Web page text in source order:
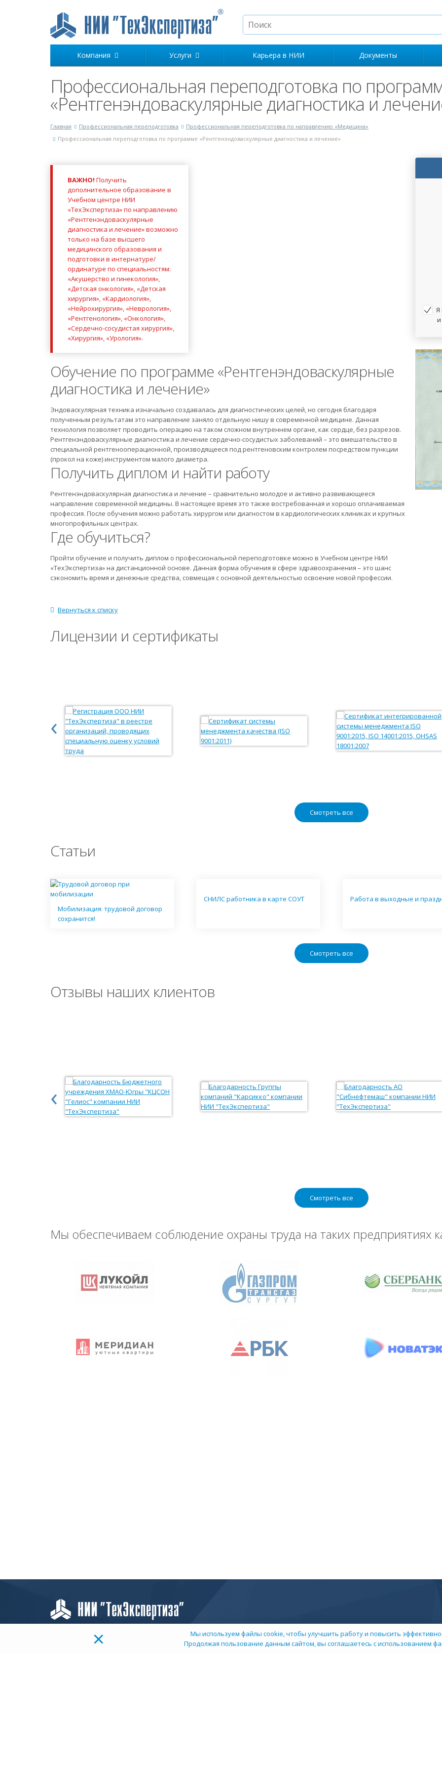
Компания Услуги Карьера в НИИ Документы
Профессиональная переподготовка по
«Рентгенэндоваскулярные диагностика и
Главная Профессиональная переподготовка
Профессиональная переподготовка по направлению «Медицина»
Профессиональная переподготовка по программе «Рентгенэндоваскулярные диагностика и лечение»
Я
ВАЖНО! Получить
дополнительное образование в
Учебном центре НИИ
«ТехЭкспертиза» по направлению
«Рентгенэндоваскулярные
диагностика и лечение» возможно
только на базе высшего
медицинского образования и
подготовки в интернатуре/
ординатуре по специальностям:
«Акушерство и гинекология»,
«Детская онкология», «Детская
хирургия», «Кардиология»,
«Нейрохирургия», «Неврология»,
«Рентгенология», «Онкология»,
«Сердечно-сосудистая хирургия»,
«Хирургия», «Урология».
Обучение по программе «Рентгенэндоваскулярные
диагностика и лечение»
Эндоваскулярная техника изначально создавалась для диагностических целей, но сегодня благодаря
полученным результатам это направление заняло отдельную нишу в современной медицине. Данная
технология позволяет проводить операцию на таком сложном внутреннем органе, как сердце, без разрезов.
Рентгенэндоваскулярные диагностика и лечение сердечно-сосудистых заболеваний – это вмешательство в
специальной рентгенооперационной, производящееся под рентгеновским контролем посредством пункции
(прокол на коже) инструментом малого диаметра.
Получить диплом и найти работу
Рентгенэндоваскулярная диагностика и лечение – сравнительно молодое и активно развивающееся
направление современной медицины. В настоящее время это также востребованная и хорошо оплачиваемая
профессия. После обучения можно работать хирургом или диагностом в кардиологических клиниках и крупных
многопрофильных центрах.
Где обучиться?
Пройти обучение и получить диплом о профессиональной переподготовке можно в Учебном центре НИИ
«ТехЭкспертиза» на дистанционной основе. Данная форма обучения в сфере здравоохранения – это шанс
сэкономить время и денежные средства, совмещая с основной деятельностью освоение новой профессии.
Вернуться к списку
Лицензии и сертификаты
‹
Смотреть все
Статьи
Мобилизация: трудовой договор
сохранится!
СНИЛС работника в карте СОУТ Работа в выходные и
Смотреть все
Отзывы наших клиентов
‹
Смотреть все
Мы обеспечиваем соблюдение охраны труда на таких предприятиях
×
Мы используем файлы cookie, чтобы улучшить работу и повысить
Продолжая пользование данным сайтом, вы соглашаетесь с использованием